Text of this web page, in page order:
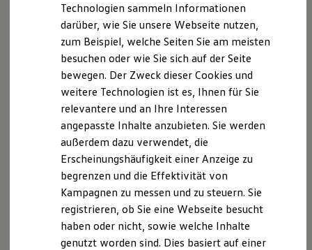
Nachhaltigkeit
Technologie
Kosten und Kauf
Verbrauchskosten
Kaufoptionen
E-Auto-Förderung
Software und Konnektivität
Die ID. Software 6
ID. Software Versionen und Updates
Digitale Extras
Schnittstellen zu Ihrem ID.
Marke und Erlebnis
Volkswagen R und R Experience
R-Modelle
R Experience
Driving Experience
Volkswagen entdecken
Werkbesichtigung
Technologien sammeln Informationen
darüber, wie Sie unsere Webseite nutzen,
zum Beispiel, welche Seiten Sie am meisten
besuchen oder wie Sie sich auf der Seite
bewegen. Der Zweck dieser Cookies und
weitere Technologien ist es, Ihnen für Sie
relevantere und an Ihre Interessen
angepasste Inhalte anzubieten. Sie werden
außerdem dazu verwendet, die
Erscheinungshäufigkeit einer Anzeige zu
begrenzen und die Effektivität von
Kampagnen zu messen und zu steuern. Sie
registrieren, ob Sie eine Webseite besucht
haben oder nicht, sowie welche Inhalte
genutzt worden sind. Dies basiert auf einer